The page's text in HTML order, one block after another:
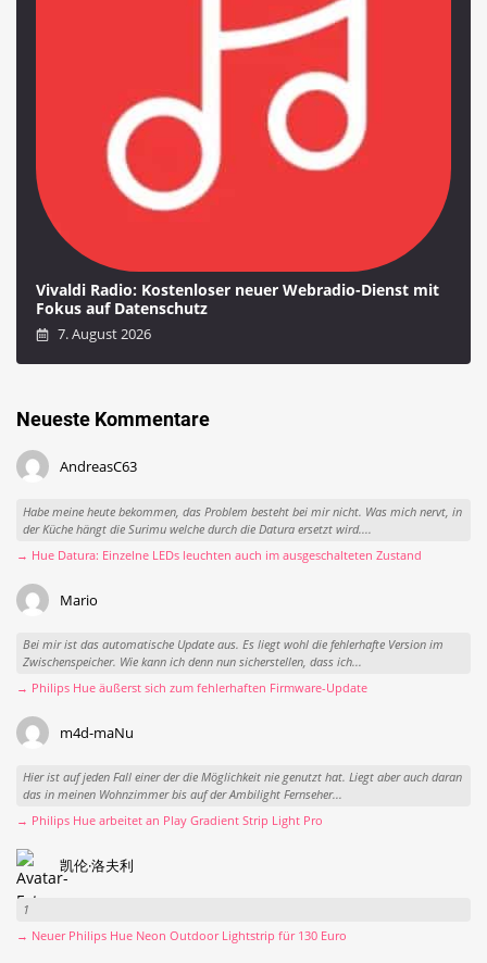
Vivaldi Radio: Kostenloser neuer Webradio-Dienst mit
Fokus auf Datenschutz
7. August 2026
Neueste Kommentare
AndreasC63
Habe meine heute bekommen, das Problem besteht bei mir nicht. Was mich nervt, in
der Küche hängt die Surimu welche durch die Datura ersetzt wird....
→ Hue Datura: Einzelne LEDs leuchten auch im ausgeschalteten Zustand
Mario
Bei mir ist das automatische Update aus. Es liegt wohl die fehlerhafte Version im
Zwischenspeicher. Wie kann ich denn nun sicherstellen, dass ich...
→ Philips Hue äußerst sich zum fehlerhaften Firmware-Update
m4d-maNu
Hier ist auf jeden Fall einer der die Möglichkeit nie genutzt hat. Liegt aber auch daran
das in meinen Wohnzimmer bis auf der Ambilight Fernseher...
→ Philips Hue arbeitet an Play Gradient Strip Light Pro
凯伦·洛夫利
1
→ Neuer Philips Hue Neon Outdoor Lightstrip für 130 Euro